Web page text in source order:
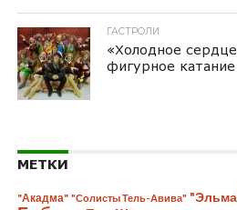
ГАСТРОЛИ
«Холодное
фигурное
МЕТКИ
"Акадма" "Солисты Тель-Авива"